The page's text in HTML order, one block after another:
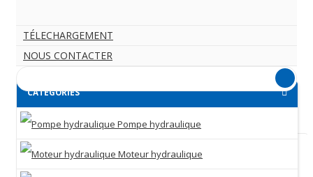
TÉLECHARGEMENT
NOUS CONTACTER
CATEGORIES
Pompe hydraulique
Moteur hydraulique